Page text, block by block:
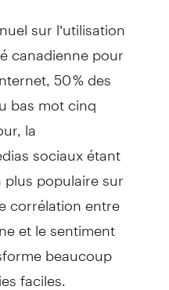
sur l’utilisation
canadienne pour
50 % des
bas mot cinq
la
sociaux étant
populaire sur
corrélation entre
et le sentiment
beaucoup
faciles.